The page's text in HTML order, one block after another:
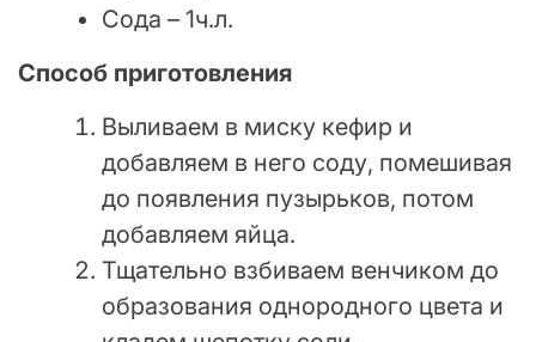
Сода – 1ч.л.
Способ приготовления
Выливаем в миску кефир и
добавляем в него соду, помешивая
до появления пузырьков, потом
добавляем яйца.
Тщательно взбиваем венчиком до
образования однородного цвета и